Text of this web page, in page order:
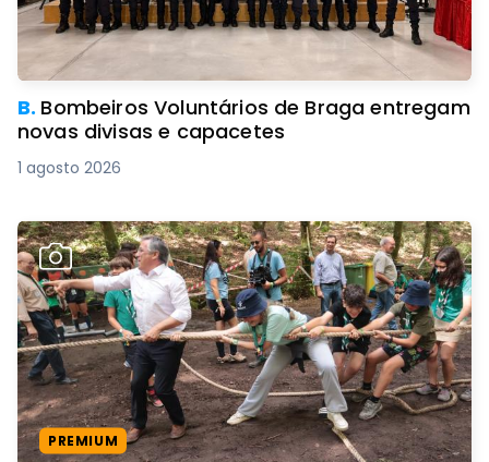
B. Bombeiros Voluntários de Braga entregam
novas divisas e capacetes
1 agosto 2026
PREMIUM